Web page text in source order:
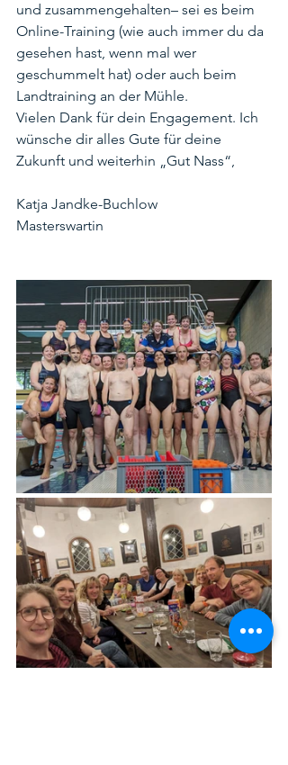
und zusammengehalten– sei es beim
Online-Training (wie auch immer du da
gesehen hast, wenn mal wer
geschummelt hat) oder auch beim
Landtraining an der Mühle.
Vielen Dank für dein Engagement. Ich
wünsche dir alles Gute für deine
Zukunft und weiterhin „Gut Nass“,
Katja Jandke-Buchlow
Masterswartin